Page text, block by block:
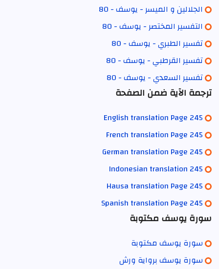
الجلالين و الميسر - يوسف - 80
التفسير المختصر - يوسف - 80
تفسير الطبري - يوسف - 80
تفسير القرطبي - يوسف - 80
تفسير السعدي - يوسف - 80
ترجمة الآية ضمن الصفحة
English translation Page 245
French translation Page 245
German translation Page 245
Indonesian translation 245
Hausa translation Page 245
Spanish translation Page 245
سورة يوسف مكتوبة
سورة يوسف مكتوبة
سورة يوسف برواية ورش